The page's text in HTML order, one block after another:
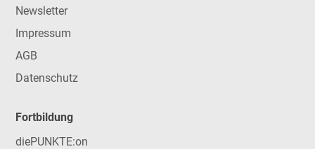
Newsletter
Impressum
AGB
Datenschutz
Fortbildung
diePUNKTE:on